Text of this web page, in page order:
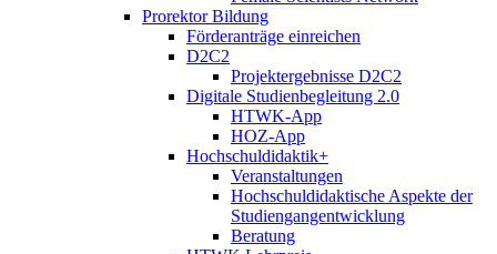
Prorektor Bildung
Förderanträge einreichen
D2C2
Projektergebnisse D2C2
Digitale Studienbegleitung 2.0
HTWK-App
HOZ-App
Hochschuldidaktik+
Veranstaltungen
Hochschuldidaktische Aspekte der
Studiengangentwicklung
Beratung